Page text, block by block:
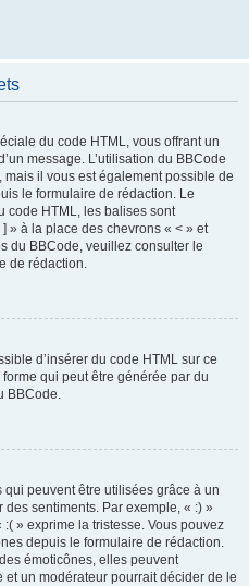
du code HTML, vous offrant un
message. L’utilisation du BBCode
il vous est également possible de
le formulaire de rédaction. Le
code HTML, les balises sont
» à la place des chevrons « < » et
du BBCode, veuillez consulter le
de rédaction.
d’insérer du code HTML sur ce
qui peut être générée par du
BBCode.
peuvent être utilisées grâce à un
des sentiments. Par exemple, « :) »
» exprime la tristesse. Vous pouvez
depuis le formulaire de rédaction.
émoticônes, elles peuvent
un modérateur pourrait décider de le